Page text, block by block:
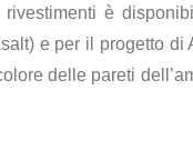
è
e per il progetto
delle pareti